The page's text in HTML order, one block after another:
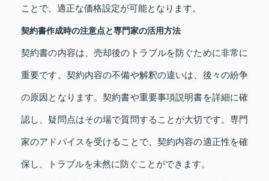
ことで、適正な価格設定が可能となります。
契約書作成時の注意点と専門家の活用方法
契約書の内容は、売却後のトラブルを防ぐために非常に
重要です。契約内容の不備や解釈の違いは、後々の紛争
の原因となります。契約書や重要事項説明書を詳細に確
認し、疑問点はその場で質問することが大切です。専門
家のアドバイスを受けることで、契約内容の適正性を確
保し、トラブルを未然に防ぐことができます。